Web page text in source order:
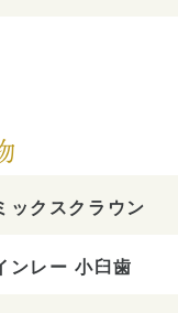
ックスクラウン
ンレー 小臼歯